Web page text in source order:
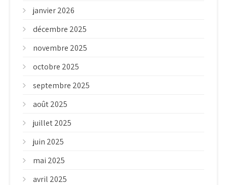
janvier 2026
décembre 2025
novembre 2025
octobre 2025
septembre 2025
août 2025
juillet 2025
juin 2025
mai 2025
avril 2025